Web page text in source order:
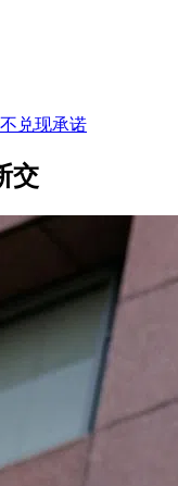
兑现承诺
交